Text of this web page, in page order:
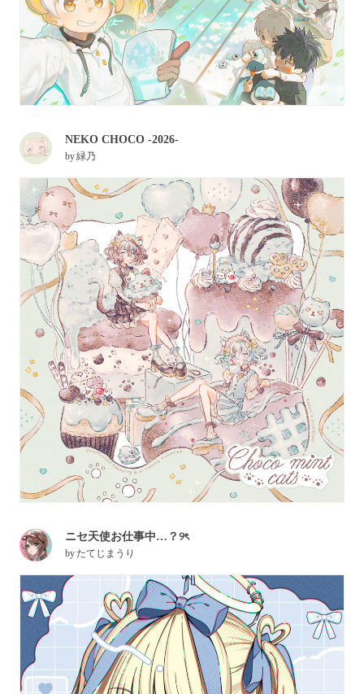
NEKO CHOCO -2026-
by緑乃
ニセ天使お仕事中…？୨ৎ
byたてじまうり